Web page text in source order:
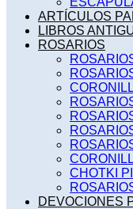
ARTÍCULOS
LIBROS
ROSARIOS
CHOTKI
DEVOCIONES